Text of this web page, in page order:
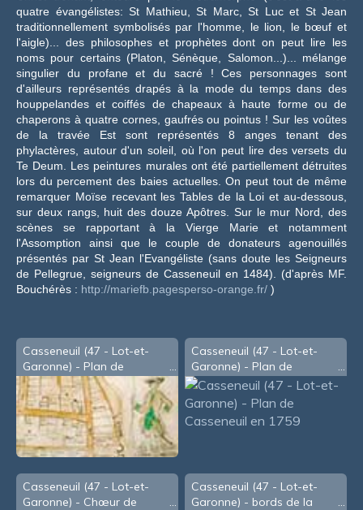
quatre évangélistes: St Mathieu, St Marc, St Luc et St Jean
traditionnellement symbolisés par l'homme, le lion, le bœuf et
l'aigle)... des philosophes et prophètes dont on peut lire les
noms pour certains (Platon, Sénèque, Salomon...)... mélange
singulier du profane et du sacré ! Ces personnages sont
d'ailleurs représentés drapés à la mode du temps dans des
houppelandes et coiffés de chapeaux à haute forme ou de
chaperons à quatre cornes, gaufrés ou pointus ! Sur les voûtes
de la travée Est sont représentés 8 anges tenant des
phylactères, autour d'un soleil, où l'on peut lire des versets du
Te Deum. Les peintures murales ont été partiellement détruites
lors du percement des baies actuelles. On peut tout de même
remarquer Moïse recevant les Tables de la Loi et au-dessous,
sur deux rangs, huit des douze Apôtres. Sur le mur Nord, des
scènes se rapportant à la Vierge Marie et notamment
l'Assomption ainsi que le couple de donateurs agenouillés
présentés par St Jean l'Evangéliste (sans doute les Seigneurs
de Pellegrue, seigneurs de Casseneuil en 1484). (d'après MF.
Bouchérès : http://mariefb.pagesperso-orange.fr/ )
Casseneuil (47 - Lot-et-
Garonne) - Plan de
Casseneuil au XVIIIe
Casseneuil (47 - Lot-et-
Garonne) - Plan de
Casseneuil en 1759
Casseneuil (47 - Lot-et-
Garonne) - Chœur de
Casseneuil (47 - Lot-et-
Garonne) - bords de la